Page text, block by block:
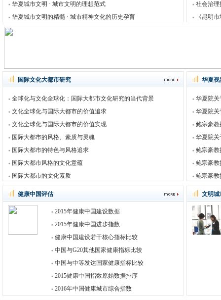
华夏城市文明 · 城市文明的理想范式
华夏城市文明的精髓 · 城市精神文化的历史孕育
社会治理
《昆明
国际文化大都市研究
全球化与文化全球化：国际大都市文化研究的当代背景
文化全球化与国际大都市的价值追求
文化全球化与国际大都市的价值实现
国际大都市的风格、素质与灵魂
国际大都市的特色与风格追求
国际大都市风格的文化意蕴
国际大都市的文化素质
华夏视
华夏院关
华夏院关
鲍宗豪教
华夏院关
鲍宗豪教
鲍宗豪教
鲍宗豪教
健康中国评估
2015年健康中国建设数据
2015年健康中国进步指数
健康中国建设若干核心指标比较
中国与G20其他国家健康指标比较
中国与中等发达国家健康指标比较
2015健康中国指数原始数据排序
2016年中国健康城市综合指数
文明城